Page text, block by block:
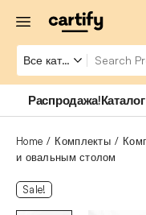
Распродажа!Каталог
Home Комплекты
и овальным столом
Sale!